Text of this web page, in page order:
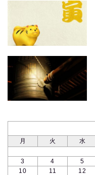
月
火 水
3
4 5
10
11 12